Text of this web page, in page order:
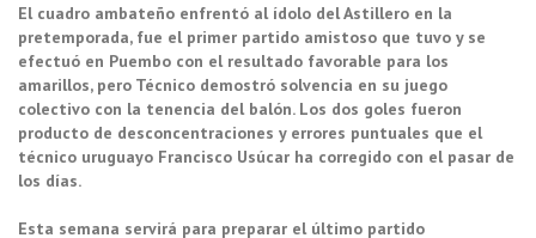
El cuadro ambateño enfrentó al ídolo del Astillero en la
pretemporada, fue el primer partido amistoso que tuvo y se
efectuó en Puembo con el resultado favorable para los
amarillos, pero Técnico demostró solvencia en su juego
colectivo con la tenencia del balón. Los dos goles fueron
producto de desconcentraciones y errores puntuales que el
técnico uruguayo Francisco Usúcar ha corregido con el pasar de
los días.
Esta semana servirá para preparar el último partido